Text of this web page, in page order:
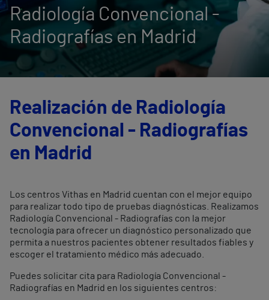
Radiología Convencional -
Radiografías en Madrid
Realización de Radiología
Convencional - Radiografías
en Madrid
Los centros Vithas en Madrid cuentan con el mejor equipo
para realizar todo tipo de pruebas diagnósticas. Realizamos
Radiología Convencional - Radiografías con la mejor
tecnología para ofrecer un diagnóstico personalizado que
permita a nuestros pacientes obtener resultados fiables y
escoger el tratamiento médico más adecuado.
Puedes solicitar cita para Radiología Convencional -
Radiografías en Madrid en los siguientes centros: